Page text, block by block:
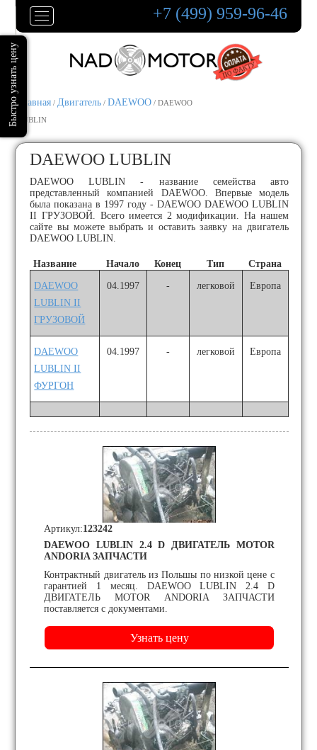
+7 (499) 959-96-46
Главная / Двигатель / DAEWOO / DAEWOO
LUBLIN
DAEWOO LUBLIN
DAEWOO LUBLIN - название семейства авто
представленный компанией DAEWOO. Впервые модель
была показана в 1997 году - DAEWOO DAEWOO LUBLIN
II ГРУЗОВОЙ. Всего имеется 2 модификации. На нашем
сайте вы можете выбрать и оставить заявку на двигатель
DAEWOO LUBLIN.
Название Начало Конец Тип Страна
DAEWOO
LUBLIN II
ГРУЗОВОЙ
04.1997 - легковой Европа
DAEWOO
LUBLIN II
ФУРГОН
04.1997 - легковой Европа
DAEWOO LUBLIN 2.4 D ДВИГАТЕЛЬ MOTOR
ANDORIA ЗАПЧАСТИ
Контрактный двигатель из Польшы по низкой цене с
гарантией 1 месяц. DAEWOO LUBLIN 2.4 D
ДВИГАТЕЛЬ MOTOR ANDORIA ЗАПЧАСТИ
поставляется с документами.
Артикул:123242